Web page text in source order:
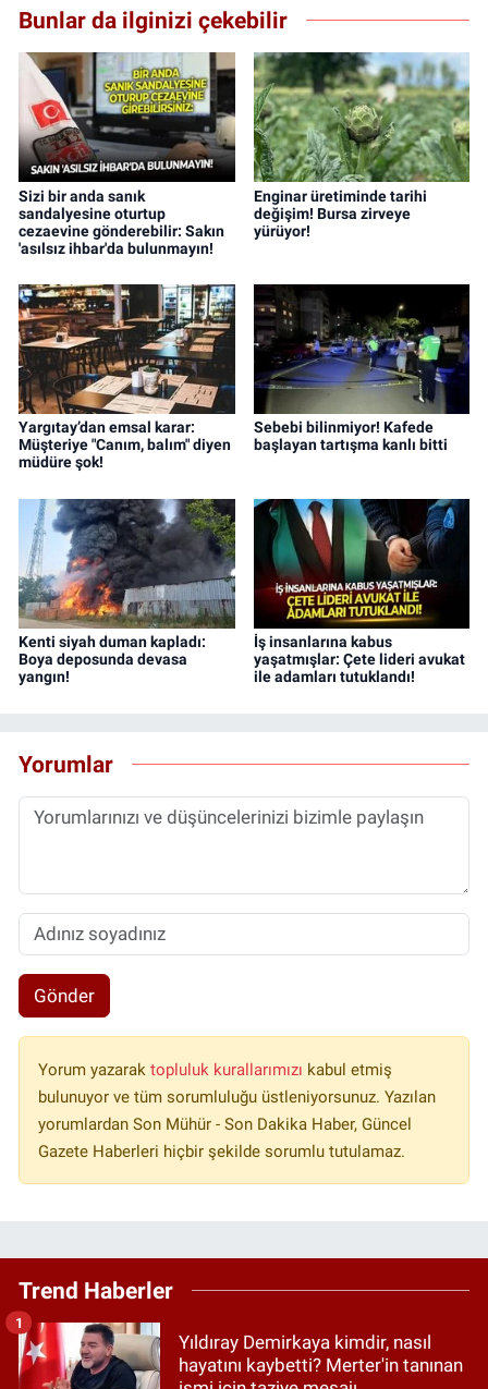
Bunlar da ilginizi çekebilir
Sizi bir anda sanık
sandalyesine oturtup
cezaevine gönderebilir: Sakın
'asılsız ihbar'da bulunmayın!
Enginar üretiminde tarihi
değişim! Bursa zirveye
yürüyor!
Yargıtay’dan emsal karar:
Müşteriye "Canım, balım" diyen
müdüre şok!
Sebebi bilinmiyor! Kafede
başlayan tartışma kanlı bitti
Kenti siyah duman kapladı:
Boya deposunda devasa
yangın!
İş insanlarına kabus
yaşatmışlar: Çete lideri avukat
ile adamları tutuklandı!
Yorumlar
Gönder
Yorum yazarak topluluk kurallarımızı kabul etmiş
bulunuyor ve tüm sorumluluğu üstleniyorsunuz. Yazılan
yorumlardan Son Mühür - Son Dakika Haber, Güncel
Gazete Haberleri hiçbir şekilde sorumlu tutulamaz.
Trend Haberler
Yıldıray Demirkaya kimdir, nasıl
hayatını kaybetti? Merter'in tanınan
1